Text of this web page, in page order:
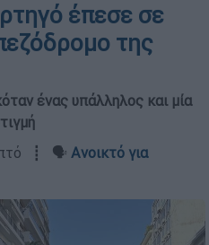
έπεσε σε
της
ένας υπάλληλος και μία
┋ 🗣️ Ανοικτό για